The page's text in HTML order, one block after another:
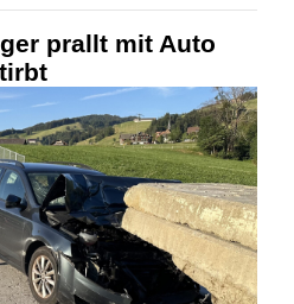
prallt mit Auto